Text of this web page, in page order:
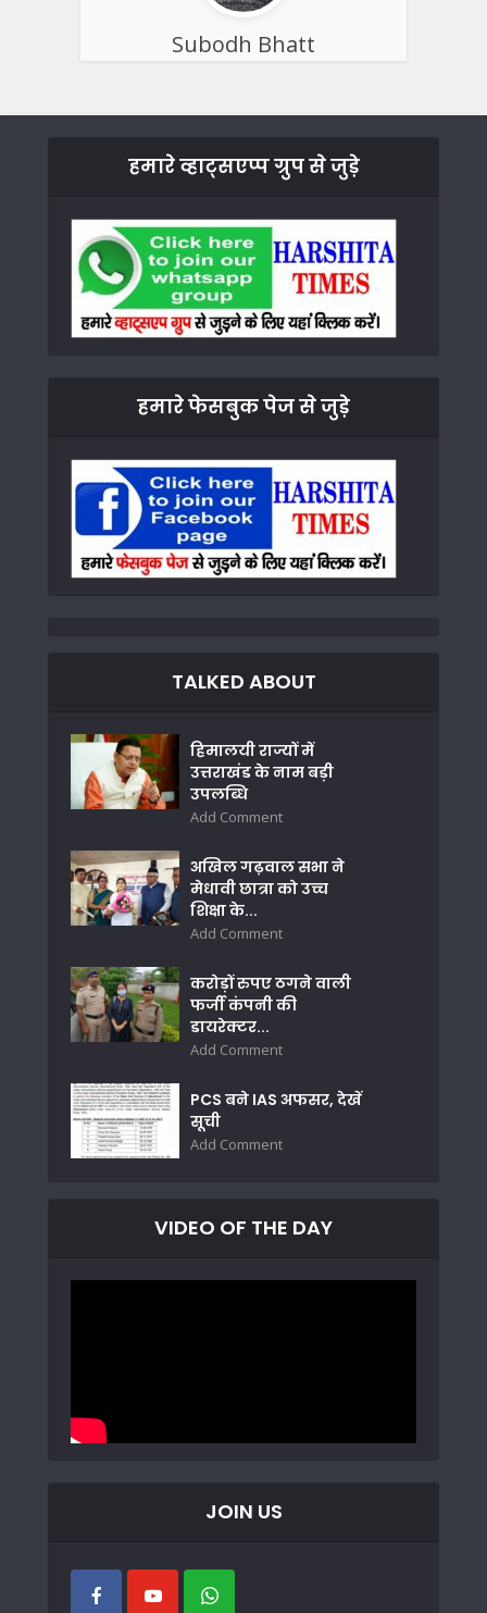
Subodh Bhatt
हमारे व्हाट्सएप्प ग्रुप से जुड़े
हमारे फेसबुक पेज से जुड़े
TALKED ABOUT
हिमालयी राज्यों में
उत्तराखंड के नाम बड़ी
उपलब्धि
Add Comment
अखिल गढ़वाल सभा ने
मेधावी छात्रा को उच्च
शिक्षा के...
Add Comment
करोड़ों रुपए ठगने वाली
फर्जी कंपनी की
डायरेक्टर...
Add Comment
PCS बने IAS अफसर, देखें
सूची
Add Comment
VIDEO OF THE DAY
JOIN US